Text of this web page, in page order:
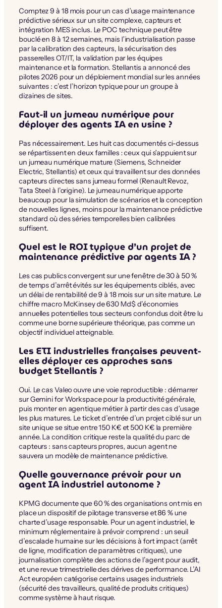
Comptez 9 à 18 mois pour un cas d’usage maintenance
prédictive sérieux sur un site complexe, capteurs et
intégration MES inclus. Le POC technique peut être
bouclé en 8 à 12 semaines, mais l’industrialisation passe
par la calibration des capteurs, la sécurisation des
passerelles OT/IT, la validation par les équipes
maintenance et la formation. Stellantis a annoncé des
pilotes 2026 pour un déploiement mondial sur les années
suivantes : c’est l’horizon typique pour un groupe à
dizaines de sites.
Faut-il un jumeau numérique pour
déployer des agents IA en usine ?
Pas nécessairement. Les huit cas documentés ci-dessus
se répartissent en deux familles : ceux qui s’appuient sur
un jumeau numérique mature (Siemens, Schneider
Electric, Stellantis) et ceux qui travaillent sur des données
capteurs directes sans jumeau formel (Renault Revoz,
Tata Steel à l’origine). Le jumeau numérique apporte
beaucoup pour la simulation de scénarios et la conception
de nouvelles lignes, moins pour la maintenance prédictive
standard où des séries temporelles bien calibrées
suffisent.
Quel est le ROI typique d’un projet de
maintenance prédictive par agents IA ?
Les cas publics convergent sur une fenêtre de 30 à 50 %
de temps d’arrêt évités sur les équipements ciblés, avec
un délai de rentabilité de 9 à 18 mois sur un site mature. Le
chiffre macro McKinsey de 630 Md$ d’économies
annuelles potentielles tous secteurs confondus doit être lu
comme une borne supérieure théorique, pas comme un
objectif individuel atteignable.
Les ETI industrielles françaises peuvent-
elles déployer ces approches sans
budget Stellantis ?
Oui. Le cas Valeo ouvre une voie reproductible : démarrer
sur Gemini for Workspace pour la productivité générale,
puis monter en agentique métier à partir des cas d’usage
les plus matures. Le ticket d’entrée d’un projet ciblé sur un
site unique se situe entre 150 K€ et 500 K€ la première
année. La condition critique reste la qualité du parc de
capteurs : sans capteurs propres, aucun agent ne
sauvera un modèle de maintenance prédictive.
Quelle gouvernance prévoir pour un
agent IA industriel autonome ?
KPMG documente que 60 % des organisations ont mis en
place un dispositif de pilotage transverse et 86 % une
charte d’usage responsable. Pour un agent industriel, le
minimum réglementaire à prévoir comprend : un seuil
d’escalade humaine sur les décisions à fort impact (arrêt
de ligne, modification de paramètres critiques), une
journalisation complète des actions de l’agent pour audit,
et une revue trimestrielle des dérives de performance. L’AI
Act européen catégorise certains usages industriels
(sécurité des travailleurs, qualité de produits critiques)
comme système à haut risque.